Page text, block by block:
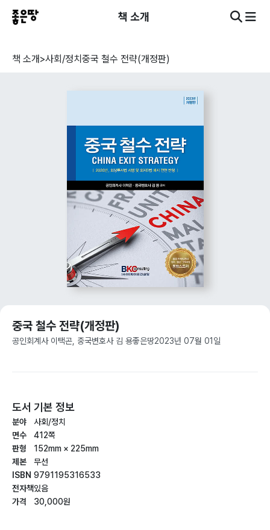
책 소개
책 소개>사회/정치 중국 철수 전략(개정판)
중국 철수 전략(개정판)
공인회계사 이택곤, 중국변호사 김 용좋은땅2023년 07월 01일
도서 기본 정보
분야
면수
판형
제본
ISBN
전자책
가격
사회/정치
412쪽
152mm × 225mm
무선
9791195316533
있음
30,000원